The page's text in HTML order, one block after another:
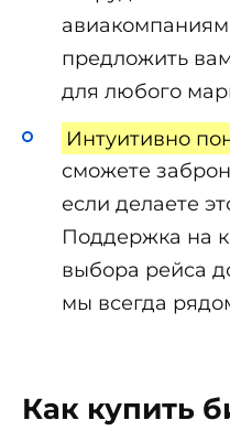
предложить
для любого
Интуитивно
сможете
если делаете
Поддержка на
выбора рейса
мы всегда
Как купить